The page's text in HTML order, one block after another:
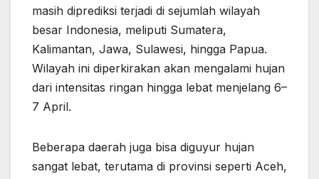
masih diprediksi terjadi di sejumlah wilayah
besar Indonesia, meliputi Sumatera,
Kalimantan, Jawa, Sulawesi, hingga Papua.
Wilayah ini diperkirakan akan mengalami hujan
dari intensitas ringan hingga lebat menjelang 6–
7 April.
Beberapa daerah juga bisa diguyur hujan
sangat lebat, terutama di provinsi seperti Aceh,